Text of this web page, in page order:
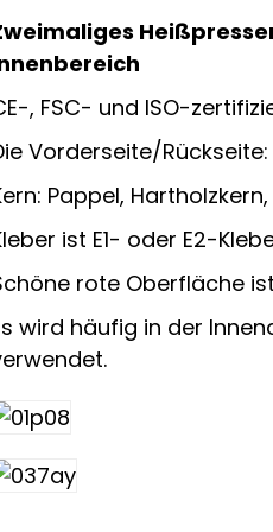
, FSC- und ISO-
Vorderseite/
Pappel,
ist E1- oder E2-
rote Oberfläche
wird häufig in der